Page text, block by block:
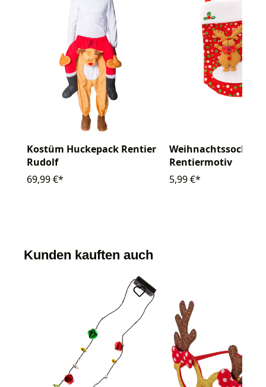
Kostüm Huckepack Rentier
Rudolf
69,99 €*
Weihnachtssocke
Rentiermotiv
5,99 €*
Kunden kauften auch